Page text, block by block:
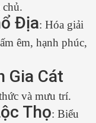
chủ.
Địa: Hóa giải
êm, hạnh phúc,
Gia Cát
và mưu trí.
Thọ: Biểu